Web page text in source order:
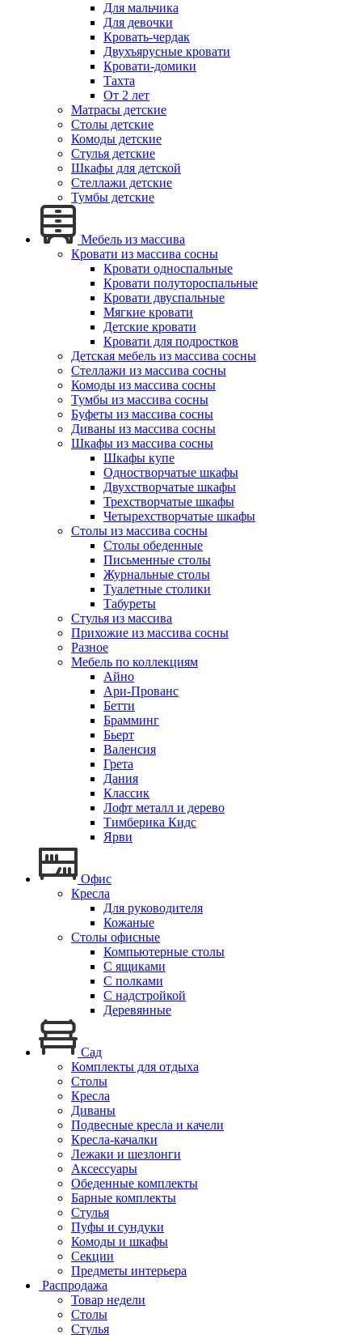
Для мальчика
Для девочки
Кровать-чердак
Двухъярусные кровати
Кровати-домики
Тахта
От 2 лет
Матрасы детские
Столы детские
Комоды детские
Стулья детские
Шкафы для детской
Стеллажи детские
Тумбы детские
Мебель из массива
Кровати из массива сосны
Кровати односпальные
Кровати полутороспальные
Кровати двуспальные
Мягкие кровати
Детские кровати
Кровати для подростков
Детская мебель из массива сосны
Стеллажи из массива сосны
Комоды из массива сосны
Тумбы из массива сосны
Буфеты из массива сосны
Диваны из массива сосны
Шкафы из массива сосны
Шкафы купе
Одностворчатые шкафы
Двухстворчатые шкафы
Трехстворчатые шкафы
Четырехстворчатые шкафы
Столы из массива сосны
Столы обеденные
Письменные столы
Журнальные столы
Туалетные столики
Табуреты
Стулья из массива
Прихожие из массива сосны
Разное
Мебель по коллекциям
Айно
Ари-Прованс
Бетти
Брамминг
Бьерт
Валенсия
Грета
Дания
Классик
Лофт металл и дерево
Тимберика Кидс
Ярви
Офис
Кресла
Для руководителя
Кожаные
Столы офисные
Компьютерные столы
С ящиками
С полками
С надстройкой
Деревянные
Сад
Комплекты для отдыха
Столы
Кресла
Диваны
Подвесные кресла и качели
Кресла-качалки
Лежаки и шезлонги
Аксессуары
Обеденные комплекты
Барные комплекты
Стулья
Пуфы и сундуки
Комоды и шкафы
Секции
Предметы интерьера
Распродажа
Товар недели
Столы
Стулья